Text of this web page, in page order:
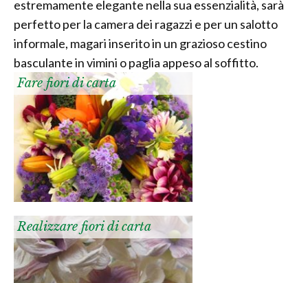
estremamente elegante nella sua essenzialità, sarà
perfetto per la camera dei ragazzi e per un salotto
informale, magari inserito in un grazioso cestino
basculante in vimini o paglia appeso al soffitto.
Fare fiori di carta
Realizzare fiori di carta